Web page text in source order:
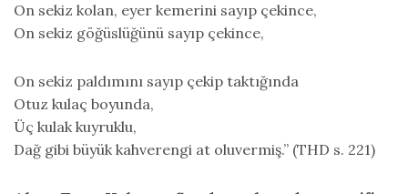
On sekiz kolan, eyer kemerini sayıp çekince,
On sekiz göğüslüğünü sayıp çekince,
On sekiz paldımını sayıp çekip taktığında
Otuz kulaç boyunda,
Üç kulak kuyruklu,
Dağ gibi büyük kahverengi at oluvermiş.” (THD s. 221)